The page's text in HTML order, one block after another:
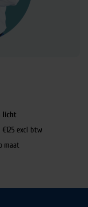
licht
excl btw
maat